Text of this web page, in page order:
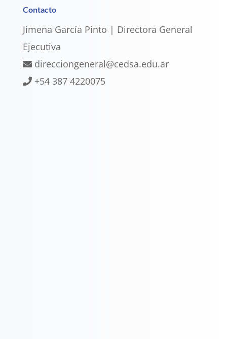
Contacto
Jimena García Pinto | Directora General
Ejecutiva
direcciongeneral@cedsa.edu.ar
+54 387 4220075